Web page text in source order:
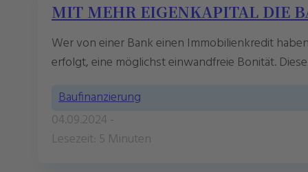
MIT MEHR EIGENKAPITAL DIE
Wer von einer Bank einen Immobilienkredit
erfolgt, eine möglichst einwandfreie Bonität.
Baufinanzierung
04.09.2024 -
Lesezeit: 5 Minuten